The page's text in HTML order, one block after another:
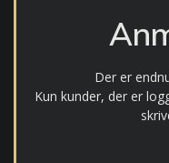
Der er
Kun kunder, der er